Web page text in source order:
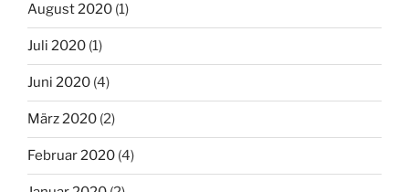
August 2020 (1)
Juli 2020 (1)
Juni 2020 (4)
März 2020 (2)
Februar 2020 (4)